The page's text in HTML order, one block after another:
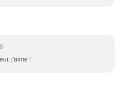
j'aime !